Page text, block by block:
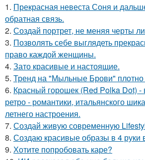
1. Прекрасная невеста Соня и
обратная связь.
2. Создай портрет, не меняя черты
3. Позволять себе выглядеть
право каждой женщины.
4. Зато красивые и настоящие.
5. Тренд на "Мыльные Брови" плотно
6. Красный горошек (Red Polka Dot)
ретро - романтики, итальянского
летнего настроения.
7. Создай живую современную
8. Создаю красивые образы в 4 руки
9. Хотите попробовать каре?